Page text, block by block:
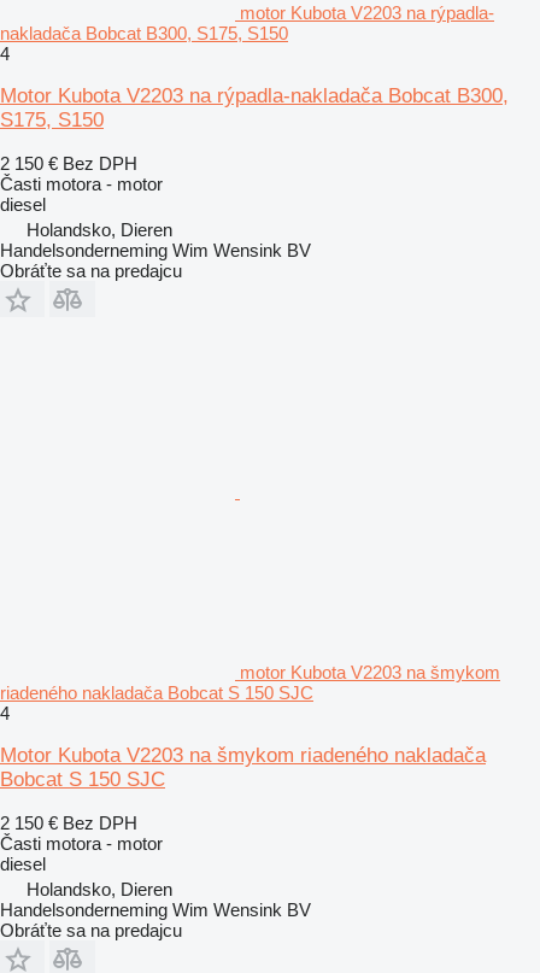
motor Kubota V2203 na rýpadla-
nakladača Bobcat B300, S175, S150
4
Motor Kubota V2203 na rýpadla-nakladača Bobcat B300,
S175, S150
2 150 € Bez DPH
Časti motora - motor
diesel
Holandsko, Dieren
Handelsonderneming Wim Wensink BV
Obráťte sa na predajcu
motor Kubota V2203 na šmykom
riadeného nakladača Bobcat S 150 SJC
4
Motor Kubota V2203 na šmykom riadeného nakladača
Bobcat S 150 SJC
2 150 € Bez DPH
Časti motora - motor
diesel
Holandsko, Dieren
Handelsonderneming Wim Wensink BV
Obráťte sa na predajcu